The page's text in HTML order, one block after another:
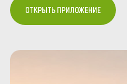
ОТКРЫТЬ ПРИЛОЖЕНИЕ